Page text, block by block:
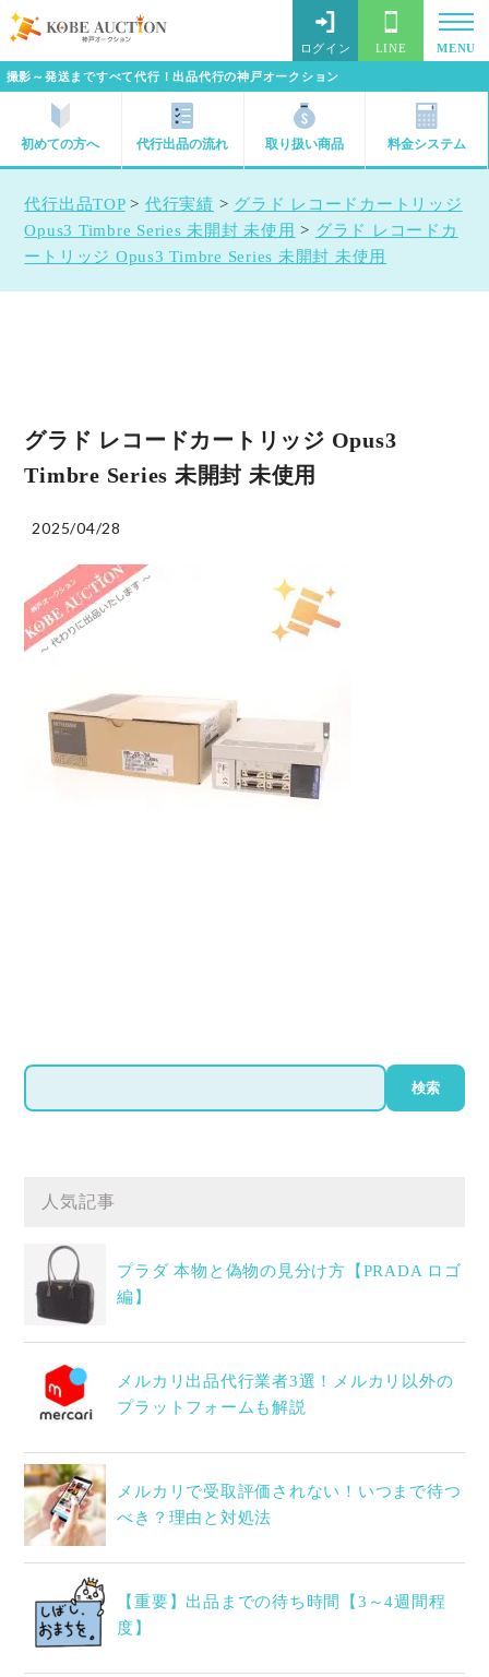
撮影～発送まですべて代行！出品代行の神戸オークション
ログイン LINE MENU
初めての方へ 代行出品の流れ 取り扱い商品 料金システム
代行出品TOP> 代行実績 > グラド レコードカートリッジ
Opus3 Timbre Series 未開封 未使用 > グラド レコードカ
ートリッジ Opus3 Timbre Series 未開封 未使用
グラド レコードカートリッジ Opus3
Timbre Series 未開封 未使用
2025/04/28
検
索
検索
人気記事
プラダ 本物と偽物の見分け方【PRADA ロゴ
編】
メルカリ出品代行業者3選！メルカリ以外の
プラットフォームも解説
メルカリで受取評価されない！いつまで待つ
べき？理由と対処法
【重要】出品までの待ち時間【3～4週間程
度】